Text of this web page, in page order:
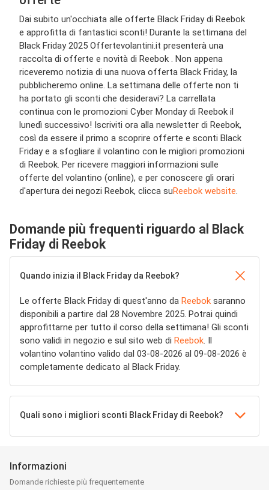
Dai subito un'occhiata alle offerte Black Friday di Reebok
e approfitta di fantastici sconti! Durante la settimana del
Black Friday 2025 Offertevolantini.it presenterà una
raccolta di offerte e novità di Reebok . Non appena
riceveremo notizia di una nuova offerta Black Friday, la
pubblicheremo online. La settimana delle offerte non ti
ha portato gli sconti che desideravi? La carrellata
continua con le promozioni Cyber Monday di Reebok il
lunedì successivo! Iscriviti ora alla newsletter di Reebok,
così da essere il primo a scoprire offerte e sconti Black
Friday e a sfogliare il volantino con le migliori promozioni
di Reebok. Per ricevere maggiori informazioni sulle
offerte del volantino (online), e per conoscere gli orari
d'apertura dei negozi Reebok, clicca suReebok website.
Domande più frequenti riguardo al Black
Friday di Reebok
Quando inizia il Black Friday da Reebok?
Le offerte Black Friday di quest'anno da Reebok saranno
disponibili a partire dal 28 Novembre 2025. Potrai quindi
approfittarne per tutto il corso della settimana! Gli sconti
sono validi in negozio e sul sito web di Reebok. Il
volantino volantino valido dal 03-08-2026 al 09-08-2026 è
completamente dedicato al Black Friday.
Quali sono i migliori sconti Black Friday di Reebok?
Informazioni
Domande richieste più frequentemente